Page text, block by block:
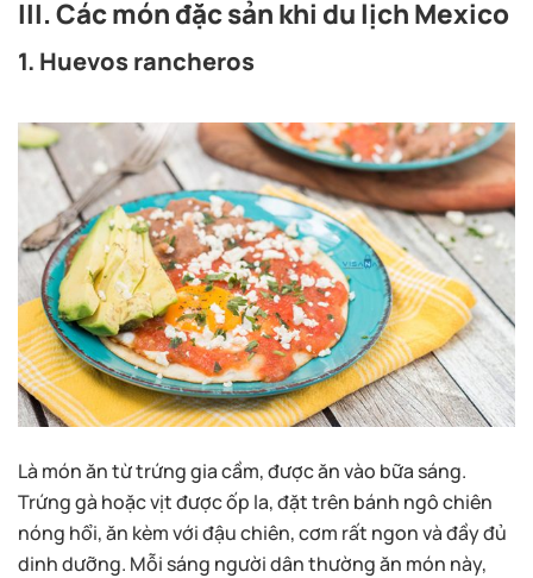
III. Các món đặc sản khi du lịch Mexico
1. Huevos rancheros
Là món ăn từ trứng gia cầm, được ăn vào bữa sáng.
Trứng gà hoặc vịt được ốp la, đặt trên bánh ngô chiên
nóng hổi, ăn kèm với đậu chiên, cơm rất ngon và đầy đủ
dinh dưỡng. Mỗi sáng người dân thường ăn món này,